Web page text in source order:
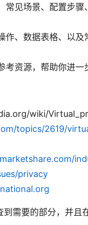
常见场景、配置步骤
作、数据表格、以及
资源，帮助你进一
wiki/
topics/2619/
privacy
需要的部分，并且